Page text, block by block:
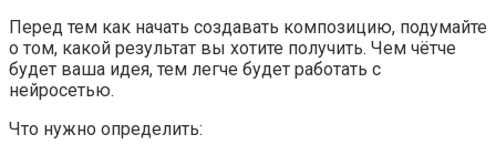
Перед тем как начать создавать композицию, подумайте
о том, какой результат вы хотите получить. Чем чётче
будет ваша идея, тем легче будет работать с
нейросетью.
Что нужно определить: